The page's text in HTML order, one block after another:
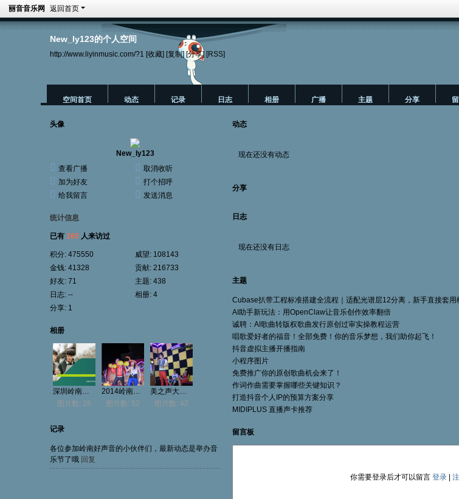
丽音音乐网 返回首页
New_ly123的个人空间
http://www.liyinmusic.com/?1 [收藏] [复制] [分享] [RSS]
空间首页 动态 记录 日志 相册 广播 主题 分享
头像
New_ly123
查看广播
取消收听
加为好友
打个招呼
给我留言
发送消息
统计信息
已有 165 人来访过
积分: 475550 威望: 108143
金钱: 41328 贡献: 216733
好友: 71 主题: 438
日志: -- 相册: 4
分享: 1
相册
深圳岭南之声文化传播有限公司
图片数: 26
2014岭南好声音光辉首场
图片数: 52
美之声大赛海选现场
图片数: 42
记录
各位参加岭南好声音的小伙伴们，最新动态是举办音
乐节了哦 回复
动态
现在还没有动态
分享
日志
现在还没有日志
主题
Cubase扒带工程标准搭建全流程｜适配光谱层12分离，新手直接套用
AI助手新玩法：用OpenClaw让音乐创作效率翻倍
诚聘：AI歌曲转版权歌曲发行原创过审实操教程运营
唱歌爱好者的福音！全部免费！你的音乐梦想，我们助你起飞！
抖音虚拟主播开播指南
小程序图片
免费推广你的原创歌曲机会来了！
作词作曲需要掌握哪些关键知识？
打造抖音个人IP的预算方案分享
MIDIPLUS 直播声卡推荐
留言板
你需要登录后才可以留言 登录